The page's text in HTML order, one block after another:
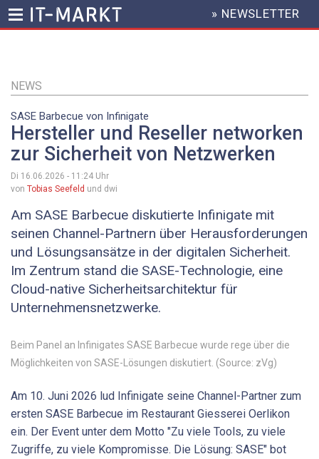
Inhalt
HEADER
MENU
» NEWSLETTER
NEWS
SASE Barbecue von Infinigate
Hersteller und Reseller networken
zur Sicherheit von Netzwerken
Di 16.06.2026 - 11:24 Uhr
von Tobias Seefeld und dwi
Am SASE Barbecue diskutierte Infinigate mit
seinen Channel-Partnern über Herausforderungen
und Lösungsansätze in der digitalen Sicherheit.
Im Zentrum stand die SASE-Technologie, eine
Cloud-native Sicherheitsarchitektur für
Unternehmensnetzwerke.
Beim Panel an Infinigates SASE Barbecue wurde rege über die
Möglichkeiten von SASE-Lösungen diskutiert. (Source: zVg)
Am 10. Juni 2026 lud Infinigate seine Channel-Partner zum
ersten SASE Barbecue im Restaurant Giesserei Oerlikon
ein. Der Event unter dem Motto "Zu viele Tools, zu viele
Zugriffe, zu viele Kompromisse. Die Lösung: SASE" bot